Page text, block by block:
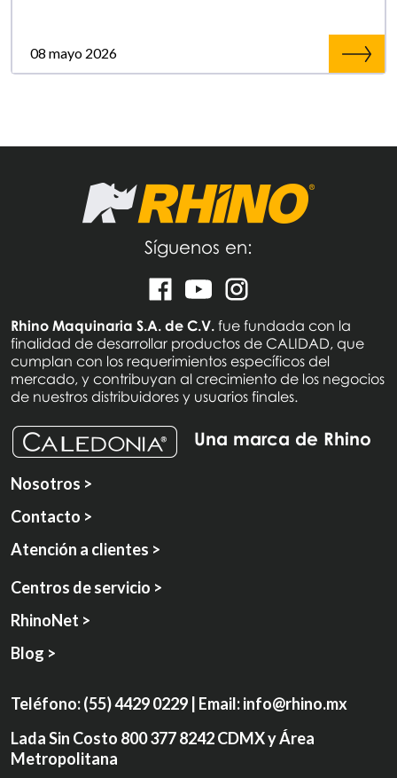
08 mayo 2026
Síguenos en:
Rhino Maquinaria S.A. de C.V. fue fundada con la
finalidad de desarrollar productos de CALIDAD, que
cumplan con los requerimientos específicos del
mercado, y contribuyan al crecimiento de los negocios
de nuestros distribuidores y usuarios finales.
Una marca de Rhino
Nosotros >
Contacto >
Atención a clientes >
Centros de servicio >
RhinoNet >
Blog >
Teléfono:(55) 4429 0229 | Email:info@rhino.mx
Lada Sin Costo 800 377 8242CDMX y Área
Metropolitana